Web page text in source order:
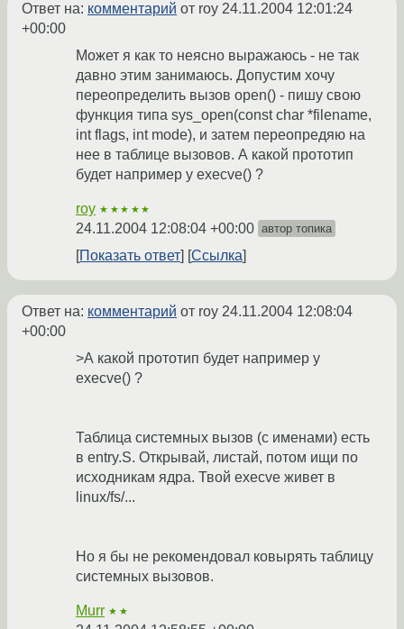
Ответ на: комментарий от roy 24.11.2004 12:01:24
+00:00
Может я как то неясно выражаюсь - не так
давно этим занимаюсь. Допустим хочу
переопределить вызов open() - пишу свою
функция типа sys_open(const char *filename,
int flags, int mode), и затем переопредяю на
нее в таблице вызовов. А какой прототип
будет например у execve() ?
roy ★★★★★
24.11.2004 12:08:04 +00:00 автор топика
Показать ответ Ссылка
Ответ на: комментарий от roy 24.11.2004 12:08:04
+00:00
>А какой прототип будет например у
execve() ?
Таблица системных вызов (с именами) есть
в entry.S. Открывай, листай, потом ищи по
исходникам ядра. Твой execve живет в
linux/fs/...
Но я бы не рекомендовал ковырять таблицу
системных вызовов.
Murr ★★